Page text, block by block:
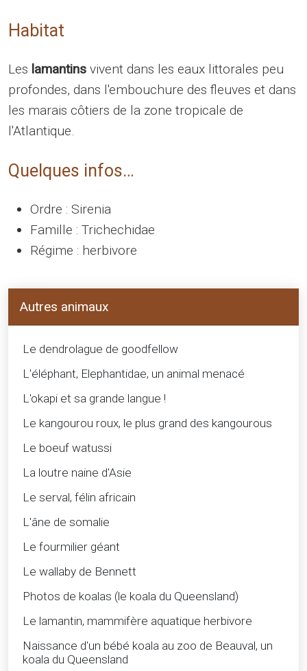
Habitat
Les lamantins vivent dans les eaux littorales peu
profondes, dans l'embouchure des fleuves et dans
les marais côtiers de la zone tropicale de
l'Atlantique.
Quelques infos…
Ordre : Sirenia
Famille : Trichechidae
Régime : herbivore
Autres animaux
Le dendrolague de goodfellow
L'éléphant, Elephantidae, un animal menacé
L'okapi et sa grande langue !
Le kangourou roux, le plus grand des kangourous
Le boeuf watussi
La loutre naine d'Asie
Le serval, félin africain
L'âne de somalie
Le fourmilier géant
Le wallaby de Bennett
Photos de koalas (le koala du Queensland)
Le lamantin, mammifère aquatique herbivore
Naissance d'un bébé koala au zoo de Beauval, un
koala du Queensland